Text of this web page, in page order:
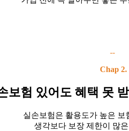
--
Chap 2.
보험 있어도 혜택 못
실손보험은 활용도가 높은 보
생각보다 보장 제한이 많